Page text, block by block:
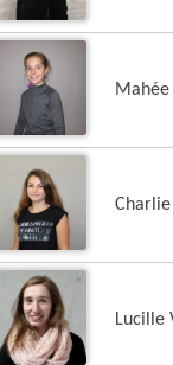
Lucille